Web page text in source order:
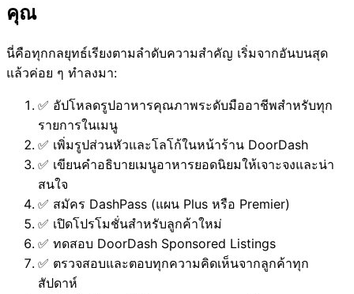
คุณ
นี่คือทุกกลยุทธ์เรียงตามลำดับความสำคัญ เริ่มจากอันบนสุด
แล้วค่อย ๆ ทำลงมา:
✅ อัปโหลดรูปอาหารคุณภาพระดับมืออาชีพสำหรับทุก
รายการในเมนู
✅ เพิ่มรูปส่วนหัวและโลโก้ในหน้าร้าน DoorDash
✅ เขียนคำอธิบายเมนูอาหารยอดนิยมให้เจาะจงและน่า
สนใจ
✅ สมัคร DashPass (แผน Plus หรือ Premier)
✅ เปิดโปรโมชั่นสำหรับลูกค้าใหม่
✅ ทดสอบ DoorDash Sponsored Listings
✅ ตรวจสอบและตอบทุกความคิดเห็นจากลูกค้าทุก
สัปดาห์